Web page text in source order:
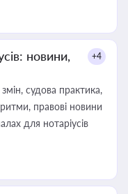
новини,
+4
судова практика,
правові новини
для нотаріусів